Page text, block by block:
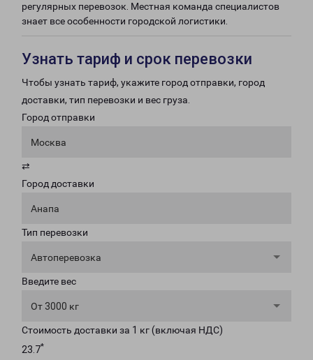
регулярных перевозок. Местная команда специалистов
знает все особенности городской логистики.
Узнать тариф и срок перевозки
Чтобы узнать тариф, укажите город отправки, город
доставки, тип перевозки и вес груза.
Город отправки
Москва
⇄
Город доставки
Анапа
Тип перевозки
Автоперевозка
Введите вес
От 3000 кг
Стоимость доставки за 1 кг (включая НДС)
23.7*